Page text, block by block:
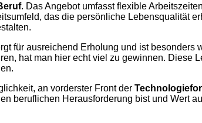
. Das Angebot umfasst flexible
das die persönliche Lebensqualität
für ausreichend Erholung und ist
hat man hier echt viel zu gewinnen. Diese
an vorderster Front der
beruflichen Herausforderung bist und Wert